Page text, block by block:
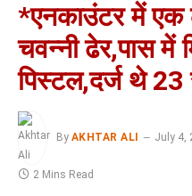
*एनकाउंटर में एक
चवन्नी ढेर,पास
पिस्टल,दर्ज थे
By AKHTAR ALI July 4,
2 Mins Read